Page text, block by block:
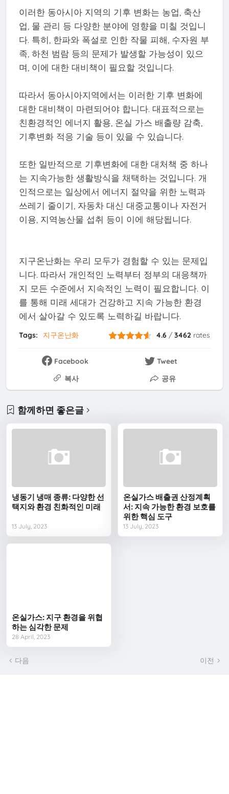
이러한 동아시아 지역의 기후 변화는 농업, 축산
업, 물 관리 등 다양한 분야에 영향을 미칠 것입니
다. 특히, 한파와 폭설로 인한 작물 피해, 수자원 부
족, 하천 범람 등의 문제가 발생할 가능성이 있으
며, 이에 대한 대비책이 필요할 것입니다.
따라서 동아시아지역에서는 이러한 기후 변화에
대한 대비책이 마련되어야 합니다. 대표적으로는
친환경적인 에너지 활용, 온실 가스 배출량 감축,
기후변화 적응 기술 등이 있을 수 있습니다.
또한 일반적으로 기후변화에 대한 대처책 중 하나
는 지속가능한 생활방식을 채택하는 것입니다. 개
인적으로는 일상에서 에너지 절약을 위한 노력과
쓰레기 줄이기, 자동차 대신 대중교통이나 자전거
이용, 지역농산물 섭취 등이 이에 해당됩니다.
지구온난화는 우리 모두가 경험할 수 있는 문제입
니다. 따라서 개인적인 노력부터 정부의 대응책까
지 모든 수준에서 지속적인 노력이 필요합니다. 이
를 통해 미래 세대가 건강하고 지속 가능한 환경
에서 살아갈 수 있도록 노력하길 바랍니다.
Tags: 지구온난화 4.6 /3462 rates
Facebook
Tweet
복사
공유
함께하면 좋은글
냉동기 냉매 종류: 다양한 선
택지와 환경 친화적인 미래
13 July, 2023
온실가스 배출권 산정계획
서: 지속 가능한 환경 보호를
위한 핵심 도구
13 July, 2023
온실가스: 지구 환경을 위협
하는 심각한 문제
28 April, 2023
다음 이전